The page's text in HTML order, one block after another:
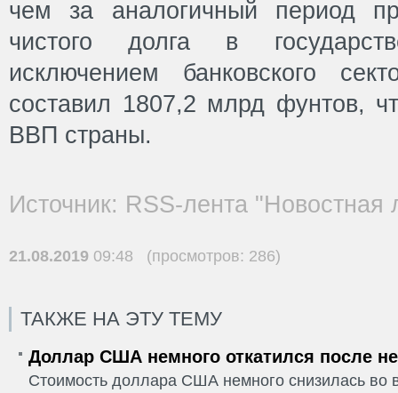
чем за аналогичный период
чистого долга в
исключением банковского
составил 1807,2 млрд фунтов,
ВВП страны.
Источник: RSS-лента "Новостная
21.08.2019 09:48 (просмотров: 286)
ТАКЖЕ НА ЭТУ ТЕМУ
Доллар США немного откатился после
Стоимость доллара США немного снизилась во